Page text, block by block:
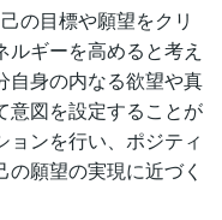
の目標や願望をクリ
ギーを高めると考え
自身の内なる欲望や真
意図を設定することが
ンを行い、ポジティ
願望の実現に近づく